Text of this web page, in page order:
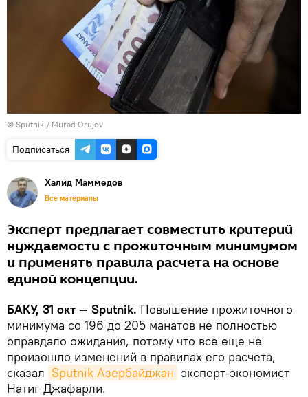
© Sputnik / Murad Orujov
Подписаться
Халид Маммедов
Все материалы
Эксперт предлагает совместить критерий
нуждаемости с прожиточным минимумом
и применять правила расчета на основе
единой концепции.
БАКУ, 31 окт — Sputnik. Повышение прожиточного
минимума со 196 до 205 манатов не полностью
оправдало ожидания, потому что все еще не
произошло изменений в правилах его расчета,
сказал Sputnik Азербайджан эксперт-экономист
Натиг Джафарли.